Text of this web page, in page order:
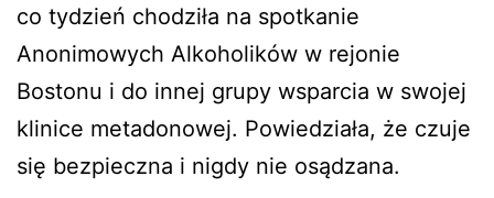
co tydzień chodziła na spotkanie
Anonimowych Alkoholików w rejonie
Bostonu i do innej grupy wsparcia w swojej
klinice metadonowej. Powiedziała, że czuje
się bezpieczna i nigdy nie osądzana.